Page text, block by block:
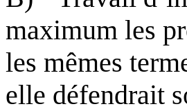
maximum les
les mêmes
elle défendrait